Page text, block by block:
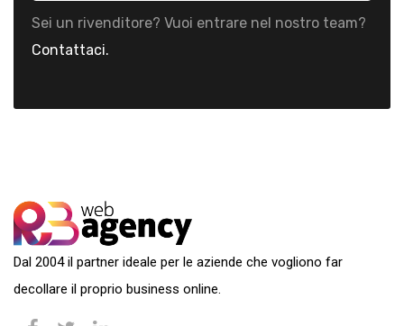
Sei un rivenditore? Vuoi entrare nel nostro team?
Contattaci.
Dal 2004 il partner ideale per le aziende che vogliono far
decollare il proprio business online.